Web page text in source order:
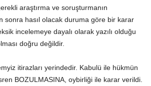
araştırma ve soruşturmanın
sonra hasıl olacak duruma göre bir karar
incelemeye dayalı olarak yazılı olduğu
doğru değildir.
itirazları yerindedir. Kabulü ile hükmün
BOZULMASINA, oybirliği ile karar verildi.